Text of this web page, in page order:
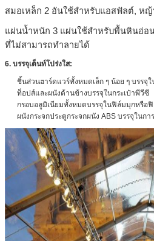
สมอเหล็ก 2 อันใช้สำหรับแอสฟัลต์, ห
แผ่นน้ำหนัก 3 แผ่นใช้สำหรับพื้นหินอ่อ
ที่ไม่สามารถทำลายได้
6. บรรจุเต็นท์โปร่งใส:
ชิ้นส่วนฮาร์ดแวร์ทั้งหมดเล็ก ๆ น้อย ๆ บรรจุ
ท็อปส์และผนังด้านข้างบรรจุในกระเป๋าพีวีซี
กรอบอลูมิเนียมทั้งหมดบรรจุในฟิล์มมุกหรือ
ผนังกระจกประตูกระจกผนัง ABS บรรจุในกา